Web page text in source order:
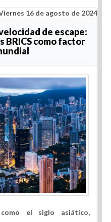
16 de agosto de 2024
de escape:
BRICS como factor
el siglo asiático,